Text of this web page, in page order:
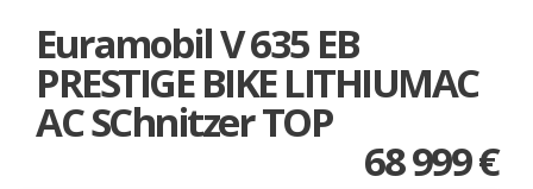
Euramobil V 635 EB
PRESTIGE BIKE LITHIUMAC
AC SChnitzer TOP
68 999 €